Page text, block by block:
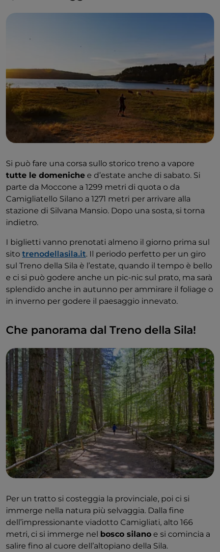
Si può fare una corsa sullo storico treno a vapore
tutte le domeniche e d’estate anche di sabato. Si
parte da Moccone a 1299 metri di quota o da
Camigliatello Silano a 1271 metri per arrivare alla
stazione di Silvana Mansio. Dopo una sosta, si torna
indietro.
I biglietti vanno prenotati almeno il giorno prima sul
sito trenodellasila.it. Il periodo perfetto per un giro
sul Treno della Sila è l’estate, quando il tempo è bello
e ci si può godere anche un pic-nic sul prato, ma sarà
splendido anche in autunno per ammirare il foliage o
in inverno per godere il paesaggio innevato.
Che panorama dal Treno della Sila!
Per un tratto si costeggia la provinciale, poi ci si
immerge nella natura più selvaggia. Dalla fine
dell’impressionante viadotto Camigliati, alto 166
metri, ci si immerge nel
bosco silano e si comincia a
salire fino al cuore dell’altopiano della Sila.